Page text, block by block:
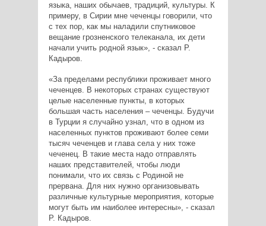
языка, наших обычаев, традиций, культуры. К
примеру, в Сирии мне чеченцы говорили, что
с тех пор, как мы наладили спутниковое
вещание грозненского телеканала, их дети
начали учить родной язык», - сказал Р.
Кадыров.
«За пределами республики проживает много
чеченцев. В некоторых странах существуют
целые населенные пункты, в которых
большая часть населения – чеченцы. Будучи
в Турции я случайно узнал, что в одном из
населенных пунктов проживают более семи
тысяч чеченцев и глава села у них тоже
чеченец. В такие места надо отправлять
наших представителей, чтобы люди
понимали, что их связь с Родиной не
прервана. Для них нужно организовывать
различные культурные мероприятия, которые
могут быть им наиболее интересны», - сказал
Р. Кадыров.